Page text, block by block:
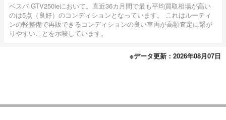
ベスパ GTV250ieにおいて。直近36カ月間で最も平均買取相場が高い
のは5点（良好）のコンディションとなっています。 これはルーティ
ンの軽整備で再販できるコンディションの良い車両が高額査定に繋が
りやすいことを示唆しています。
※データ更新：2026年08月07日